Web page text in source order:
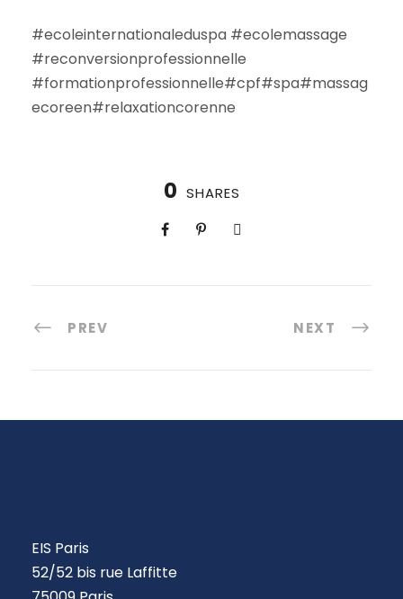
#ecoleinternationaleduspa #ecolemassage
#reconversionprofessionnelle
#formationprofessionnelle#cpf#spa#massag
ecoreen#relaxationcorenne
0 SHARES
PREV NEXT
EIS Paris
52/52 bis rue Laffitte